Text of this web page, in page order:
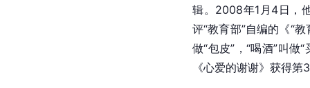
辑。2008年1月4日，
评“教育部”自编的《“
做“包皮”，“喝酒”叫做
《心爱的谢谢》获得